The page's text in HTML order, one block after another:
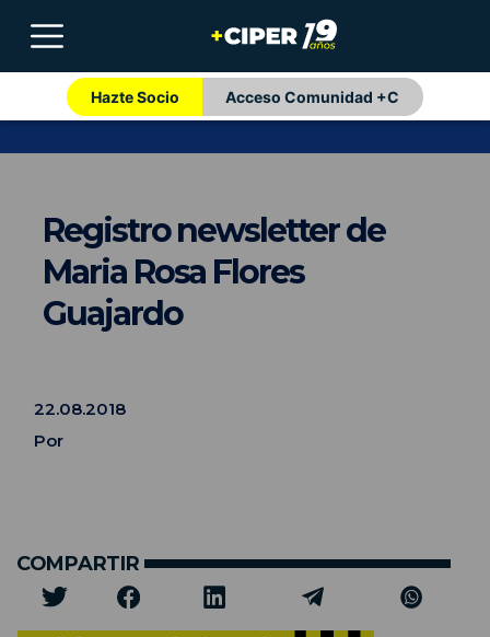
Hazte Socio Acceso Comunidad +C
Registro newsletter de
Maria Rosa Flores
Guajardo
22.08.2018
Por
COMPARTIR